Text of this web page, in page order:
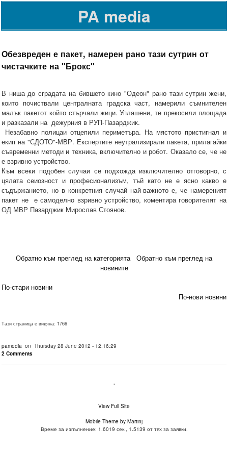
PA media
Обезвреден е пакет, намерен рано тази сутрин от
чистачките на "Брокс"
В ниша до сградата на бившето кино "Одеон" рано тази сутрин жени,
които почиствали централната градска част, намерили съмнителен
малък пакетот който стърчали жици. Уплашени, те прекосили площада
и разказали на дежурния в РУП-Пазарджик.
Незабавно полицаи отцепили периметъра. На мястото пристигнал и
екип на "СДОТО"-МВР. Експертите неутрализирали пакета, прилагайки
съвременни методи и техника, включително и робот. Оказало се, че не
е взривно устройство.
Към всеки подобен случаи се подхожда изключително отговорно, с
цялата сеиозност и професионализъм, тъй като не е ясно какво е
съдържанието, но в конкретния случай най-важното е, че намереният
пакет не е самоделно взривно устройство, коментира говорителят на
ОД МВР Пазарджик Мирослав Стоянов.
Обратно към преглед на категорията
Обратно към преглед на
новините
По-стари новини
По-нови новини
Тази страница е видяна: 1766
pamedia on Thursday 28 June 2012 - 12:16:29
2 Comments
.
View Full Site
Mobile Theme by Martinj
Време за изпълнение: 1.6019 сек., 1.5139 от тях за заявки.